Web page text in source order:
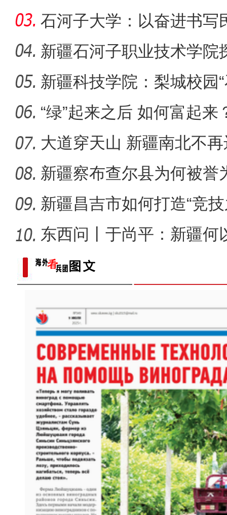
新疆4000亩沙漠盐
石河子大学：以奋进书写
新疆石河子职业技术学院
同体意
新疆科技学院：梨城校园
绘“同心
“绿”起来之后 如何富起来
大道穿天山 新疆南北不
新疆察布查尔县为何被誉
新疆昌吉市如何打造“竞
东西问丨于尚平：新疆何
局？